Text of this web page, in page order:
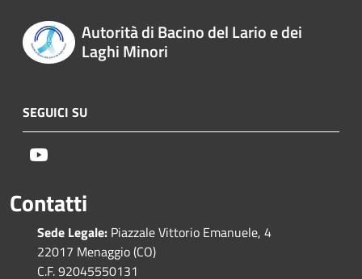
Autorità di Bacino del Lario e dei
Laghi Minori
SEGUICI SU
Contatti
Sede Legale: Piazzale Vittorio Emanuele, 4
22017 Menaggio (CO)
C.F. 92045550131